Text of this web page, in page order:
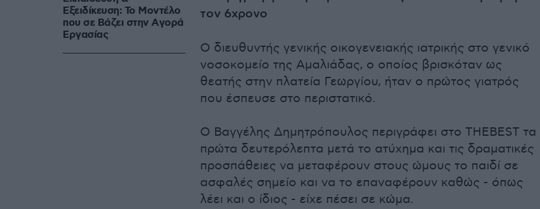
τον 6χρονο
Ο διευθυντής γενικής οικογενειακής ιατρικής στο γενικό
νοσοκομείο της Αμαλιάδας, ο οποίος βρισκόταν ως
θεατής στην πλατεία Γεωργίου, ήταν ο πρώτος γιατρός
που έσπευσε στο περιστατικό.
Ο Βαγγέλης Δημητρόπουλος περιγράφει στο THEBEST τα
πρώτα δευτερόλεπτα μετά το ατύχημα και τις δραματικές
προσπάθειες να μεταφέρουν στους ώμους το παιδί σε
ασφαλές σημείο και να το επαναφέρουν καθώς - όπως
λέει και ο ίδιος - είχε πέσει σε κώμα.
Εξειδίκευση: Το Mοντέλο
που σε Bάζει στην Aγορά
Eργασίας